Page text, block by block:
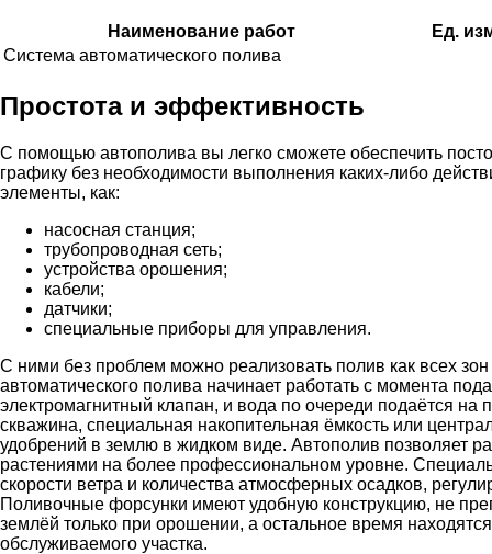
Наименование работ
Ед.
Система автоматического полива
Простота и эффективность
С помощью автополива вы легко сможете обеспечить
графику без необходимости выполнения каких-либо
элементы, как:
насосная станция;
трубопроводная сеть;
устройства орошения;
кабели;
датчики;
специальные приборы для управления.
С ними без проблем можно реализовать полив как всех
автоматического полива начинает работать с момента
электромагнитный клапан, и вода по очереди подаётся
скважина, специальная накопительная ёмкость или
удобрений в землю в жидком виде. Автополив позволяет
растениями на более профессиональном уровне.
скорости ветра и количества атмосферных осадков,
Поливочные форсунки имеют удобную конструкцию, не
землёй только при орошении, а остальное время
обслуживаемого участка.